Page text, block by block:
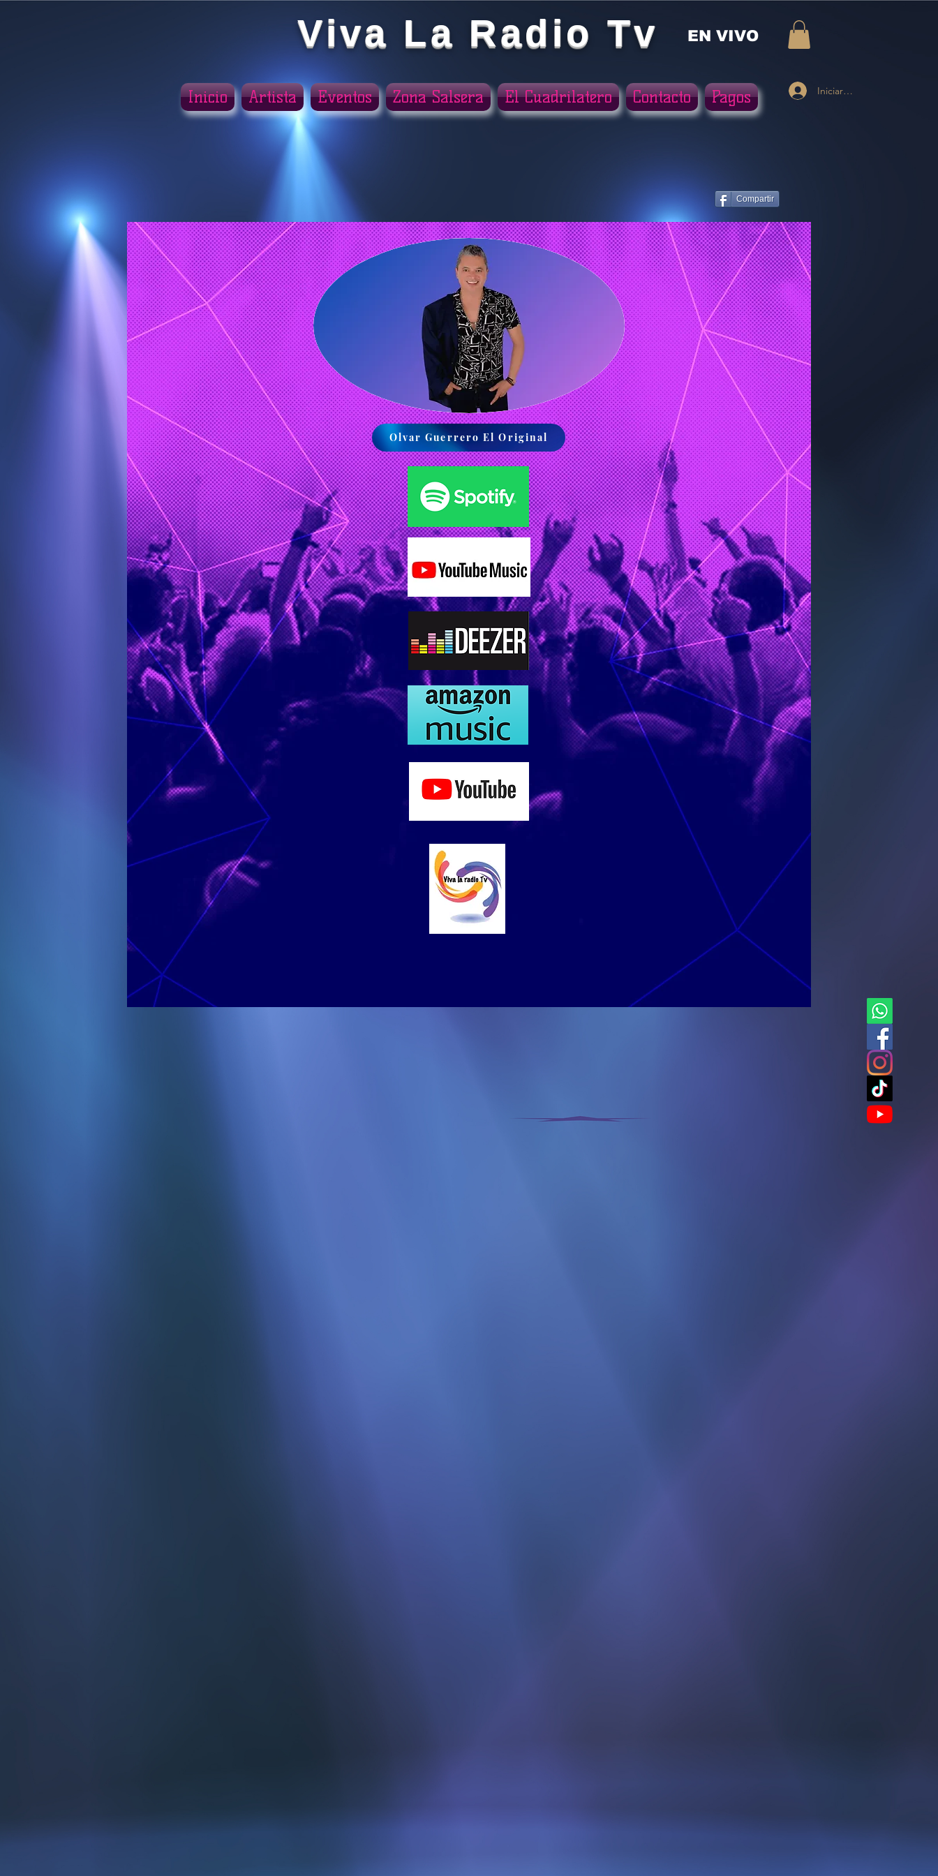
Viva La Radio Tv EN VIVO
Iniciar sesión
Compartir
Olvar Guerrero El Original
Inicio Artista Eventos Zona Salsera El Cuadrilatero Contacto Pagos